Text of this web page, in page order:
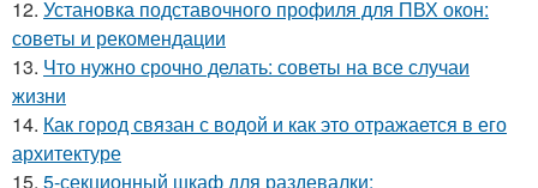
12. Установка подставочного профиля для ПВХ окон:
советы и рекомендации
13. Что нужно срочно делать: советы на все случаи
жизни
14. Как город связан с водой и как это отражается в его
архитектуре
15. 5-секционный шкаф для раздевалки: